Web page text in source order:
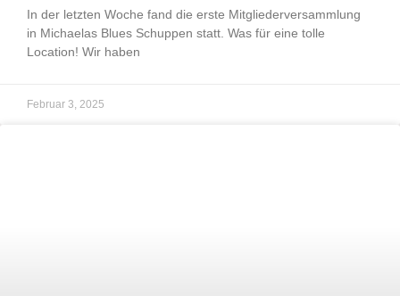
In der letzten Woche fand die erste Mitgliederversammlung
in Michaelas Blues Schuppen statt. Was für eine tolle
Location! Wir haben
Februar 3, 2025